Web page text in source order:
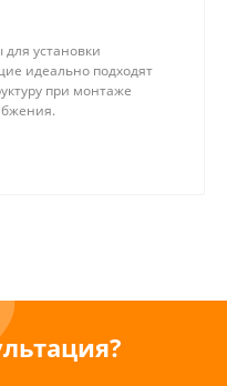
установки
идеально подходят
при монтаже